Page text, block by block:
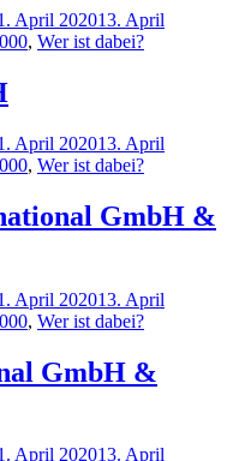
April 202013. April
, Wer ist dabei?
April 202013. April
, Wer ist dabei?
GmbH &
April 202013. April
, Wer ist dabei?
GmbH &
April 202013. April